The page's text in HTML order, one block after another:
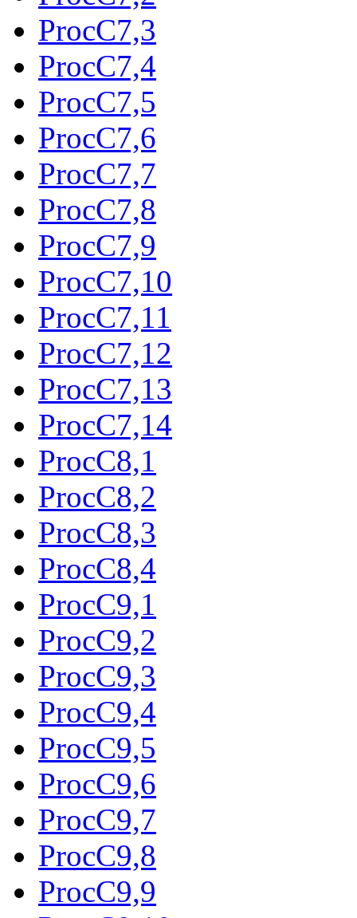
ProcC7,3
ProcC7,4
ProcC7,5
ProcC7,6
ProcC7,7
ProcC7,8
ProcC7,9
ProcC7,10
ProcC7,11
ProcC7,12
ProcC7,13
ProcC7,14
ProcC8,1
ProcC8,2
ProcC8,3
ProcC8,4
ProcC9,1
ProcC9,2
ProcC9,3
ProcC9,4
ProcC9,5
ProcC9,6
ProcC9,7
ProcC9,8
ProcC9,9